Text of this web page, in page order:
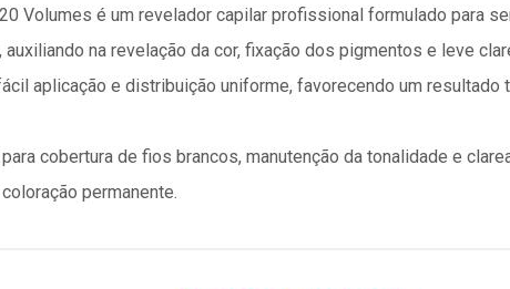
Volumes é um revelador capilar profissional formulado para
na revelação da cor, fixação dos pigmentos e leve
aplicação e distribuição uniforme, favorecendo um
cobertura de fios brancos, manutenção da tonalidade e
permanente.